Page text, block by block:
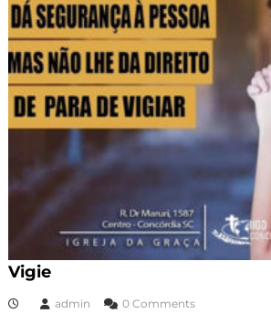
Vigie
admin 0 Comments